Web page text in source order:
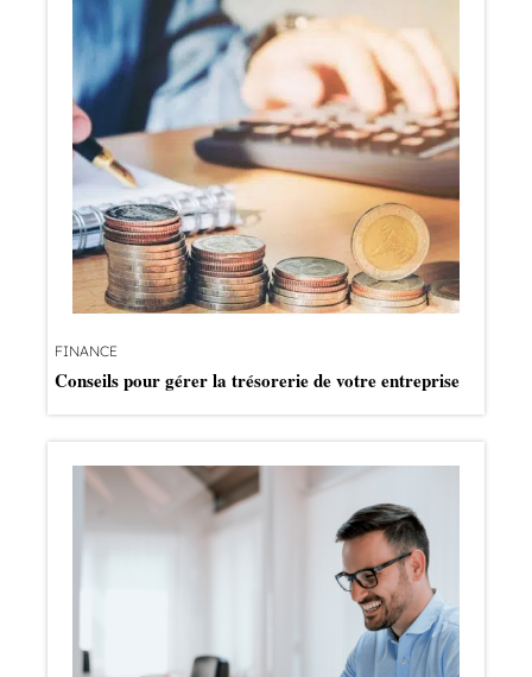
FINANCE
Conseils pour gérer la trésorerie de votre entreprise